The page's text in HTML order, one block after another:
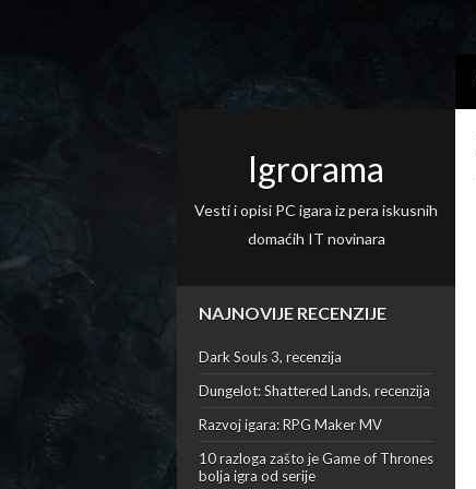
Igrorama
Vesti i opisi PC igara iz pera iskusnih
domaćih IT novinara
NAJNOVIJE RECENZIJE
Dark Souls 3, recenzija
Dungelot: Shattered Lands, recenzija
Razvoj igara: RPG Maker MV
10 razloga zašto je Game of Thrones
bolja igra od serije